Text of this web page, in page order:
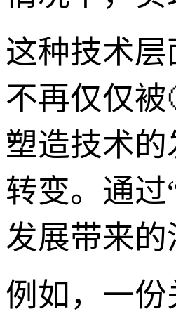
这种技术
不再仅仅
塑造技术的
转变。通
发展带来
例如，一